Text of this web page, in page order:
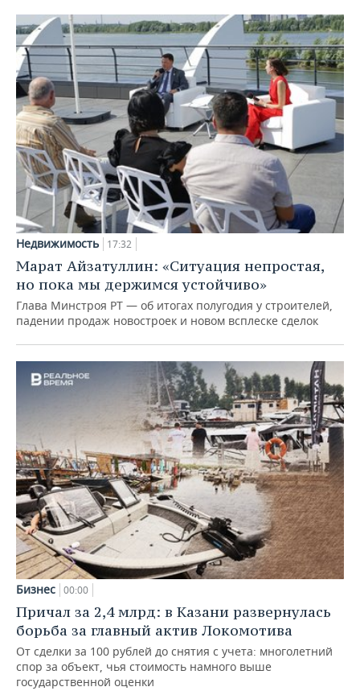
Недвижимость 17:32
Марат Айзатуллин: «Ситуация непростая,
но пока мы держимся устойчиво»
Глава Минстроя РТ — об итогах полугодия у строителей,
падении продаж новостроек и новом всплеске сделок
Бизнес 00:00
Причал за 2,4 млрд: в Казани развернулась
борьба за главный актив Локомотива
От сделки за 100 рублей до снятия с учета: многолетний
спор за объект, чья стоимость намного выше
государственной оценки